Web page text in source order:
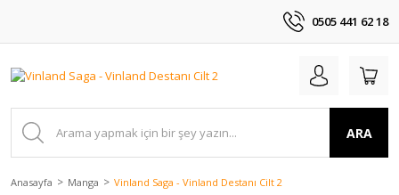
0505 441 62 18
ARA
Anasayfa Manga Vinland Saga - Vinland Destanı Cilt 2